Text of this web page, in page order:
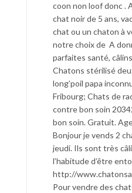
coon non loof donc .
chat noir de 5 ans,
chat ou un chaton à
notre choix de A
parfaites santé,
Chatons stérilisé
long’poil papa
Fribourg; Chats de
contre bon soin
bon soin. Gratuit.
Bonjour je vends 2
jeudi. Ils sont très
l’habitude d’être
http://
Pour vendre des